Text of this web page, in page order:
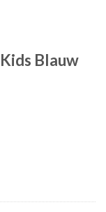
Blauw